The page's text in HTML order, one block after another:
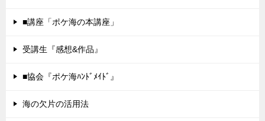
■講座「ポケ海の本講座」
受講生『感想&作品』
■協会『ポケ海ﾊﾝﾄﾞﾒｲﾄﾞ』
海の欠片の活用法